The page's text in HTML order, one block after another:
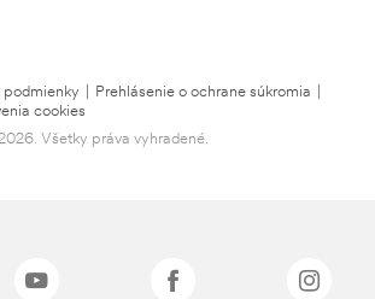
podmienky Prehlásenie o ochrane súkromia
cookies
Všetky práva vyhradené.